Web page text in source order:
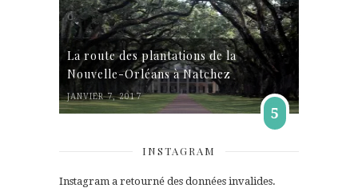
La route des plantations de la
Nouvelle-Orléans à Natchez
JANVIER 7, 2017
5
INSTAGRAM
Instagram a retourné des données invalides.